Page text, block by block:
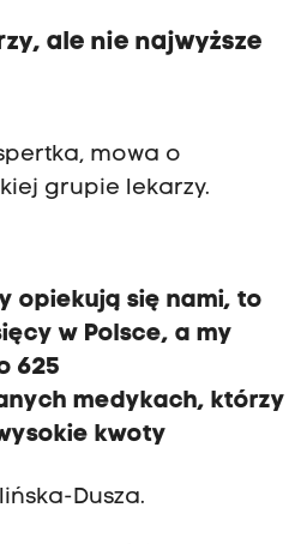
ale nie najwyższe
mowa o
grupie lekarzy.
opiekują się nami, to
w Polsce, a my
625
medykach, którzy
kwoty
Dusza.